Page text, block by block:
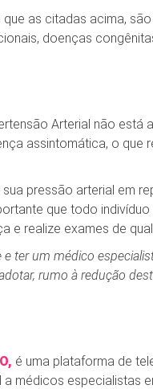
as citadas acima,
doenças
Arterial não está
assintomática, o que
pressão arterial em
que todo
e realize exames de
ter um médico
rumo à redução
é uma plataforma de
médicos especialistas